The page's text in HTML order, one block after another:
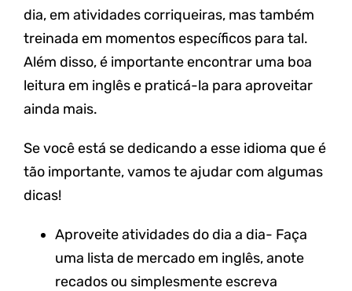
dia, em atividades corriqueiras, mas também
treinada em momentos específicos para tal.
Além disso, é importante encontrar uma boa
leitura em inglês e praticá-la para aproveitar
ainda mais.
Se você está se dedicando a esse idioma que é
tão importante, vamos te ajudar com algumas
dicas!
Aproveite atividades do dia a dia- Faça
uma lista de mercado em inglês, anote
recados ou simplesmente escreva